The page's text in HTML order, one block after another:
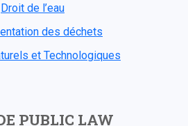
Droit de l’eau
des déchets
et Technologiques
PUBLIC LAW